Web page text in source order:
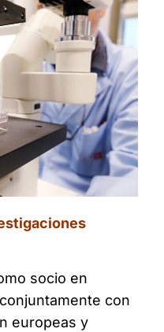
socio en
con
europeas y